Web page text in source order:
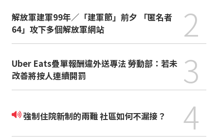
解放軍建軍99年／「建軍節」前夕 「匿名者
64」攻下多個解放軍網站
2
Uber Eats疊單報酬違外送專法 勞動部：若未
改善將按人連續開罰
3
強制住院新制的兩難 社區如何不漏接？ 4